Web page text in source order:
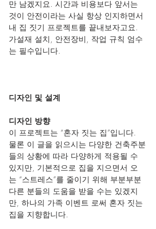
만 남겠지요. 시간과 비용보다 앞서는
것이 안전이라는 사실 항상 인지하면서
내 집 짓기 프로젝트를 끝내보자고요.
가설재 설치, 안전장비, 작업 규칙 엄수
는 필수입니다.
디자인 및 설계
디자인 방향
이 프로젝트는 “혼자 짓는 집”입니다.
물론 이 글을 읽으시는 다양한 건축주분
들의 상황에 따라 다양하게 적용될 수
있지만, 기본적으로 집을 지으면서 오
는 “스트레스”를 줄이기 위해 부분부분
다른 분들의 도움을 받을 수는 있겠지
만, 하나의 가족 이벤트 로써 혼자 짓는
집을 지향합니다.